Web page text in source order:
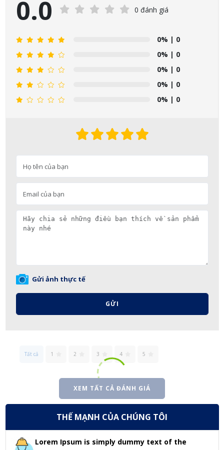
0.0 0 đánh giá
0% | 0
0% | 0
0% | 0
0% | 0
0% | 0
Gửi ảnh thực tế
GỬI
Tất cả 1 2 3 4 5
XEM TẤT CẢ ĐÁNH GIÁ
THẾ MẠNH CỦA CHÚNG TÔI
Lorem Ipsum is simply dummy text of the